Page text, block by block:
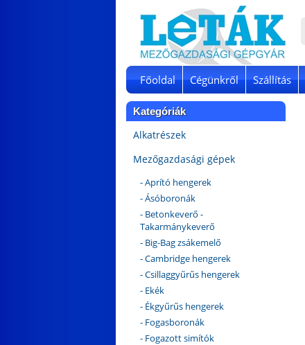
Főoldal Cégünkről Szállítás
Kategóriák
Alkatrészek
Mezőgazdasági gépek
- Aprító hengerek
- Ásóboronák
- Betonkeverő -
Takarmánykeverő
- Big-Bag zsákemelő
- Cambridge hengerek
- Csillaggyűrűs hengerek
- Ekék
- Ékgyűrűs hengerek
- Fogasboronák
- Fogazott simítók